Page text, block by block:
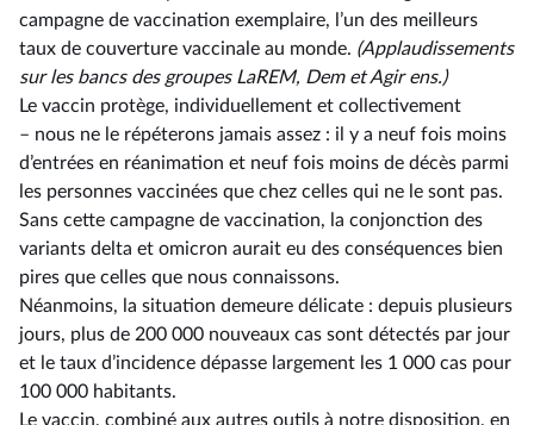
campagne de vaccination exemplaire, l’un des meilleurs
taux de couverture vaccinale au monde. (Applaudissements
sur les bancs des groupes LaREM, Dem et Agir ens.)
Le vaccin protège, individuellement et collectivement
–⁠ nous ne le répéterons jamais assez : il y a neuf fois moins
d’entrées en réanimation et neuf fois moins de décès parmi
les personnes vaccinées que chez celles qui ne le sont pas.
Sans cette campagne de vaccination, la conjonction des
variants delta et omicron aurait eu des conséquences bien
pires que celles que nous connaissons.
Néanmoins, la situation demeure délicate : depuis plusieurs
jours, plus de 200 000 nouveaux cas sont détectés par jour
et le taux d’incidence dépasse largement les 1 000 cas pour
100 000 habitants.
Le vaccin, combiné aux autres outils à notre disposition, en